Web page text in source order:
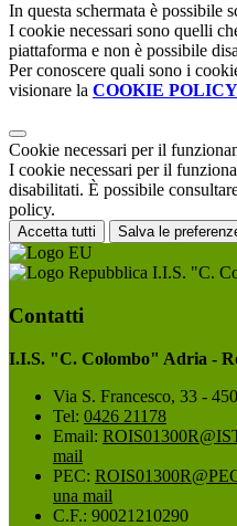
In questa schermata è possibile
I cookie necessari sono quelli
piattaforma e non è possibile
Per conoscere quali sono i
visionare la COOKIE POLICY
Cookie necessari per il
I cookie necessari per il
disabilitati. È possibile
policy.
Accetta tutti Salva le
I.I.S. "C.
Contatti
I.I.S. "C. Colombo" Adria -
Via S. Francesco, 33 -
Tel: 0426 21178
Email:
mail
PEC:
una mail
C.F.: 90021210290